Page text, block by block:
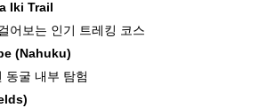
Iki Trail
어보는 인기 트레킹 코스
(Nahuku)
동굴 내부 탐험